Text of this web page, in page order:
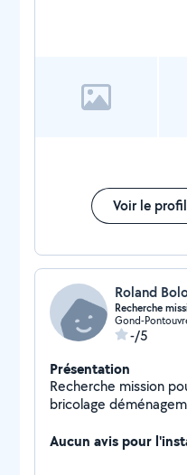
Voir le profil
Roland
Recherche
Gond-
-/5
Présentation
Recherche mission
bricolage
Aucun avis pour